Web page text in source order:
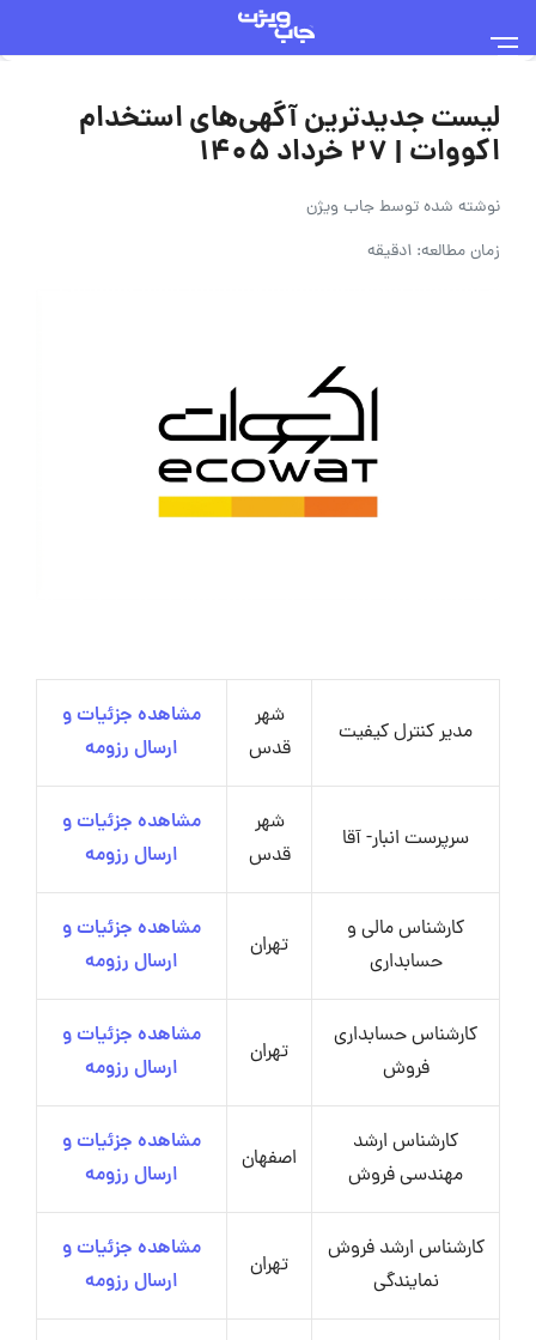
لیست جدیدترین آگهی‌های استخدام
اکووات | ۲۷ خرداد ۱۴۰۵
نوشته شده توسطجاب ویژن
زمان مطالعه: 1دقیقه
مدیر کنترل کیفیت
شهر
قدس
مشاهده جزئیات و
ارسال رزومه
سرپرست انبار- آقا
شهر
قدس
مشاهده جزئیات و
ارسال رزومه
کارشناس مالی و
حسابداری
تهران
مشاهده جزئیات و
ارسال رزومه
کارشناس حسابداری
فروش
تهران
مشاهده جزئیات و
ارسال رزومه
کارشناس ارشد
مهندسی فروش
اصفهان
مشاهده جزئیات و
ارسال رزومه
کارشناس ارشد فروش
نمایندگی
تهران
مشاهده جزئیات و
ارسال رزومه